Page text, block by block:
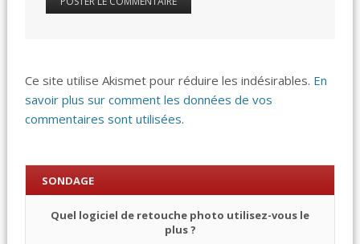
Ce site utilise Akismet pour réduire les indésirables. En
savoir plus sur comment les données de vos
commentaires sont utilisées.
SONDAGE
Quel logiciel de retouche photo utilisez-vous le
plus ?